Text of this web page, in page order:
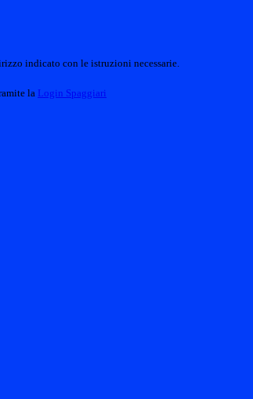
indicato con le istruzioni necessarie.
la Login Spaggiari